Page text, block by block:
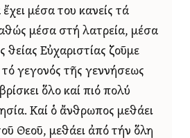
μέσα του κανείς τά
μέσα στή λατρεία, μέσα
θείας Εὐχαριστίας ζοῦμε
τό γεγονός τῆς γεννήσεως
ὅλο καί πιό πολύ
Καί ὁ ἄνθρωπος μεθάει
Θεοῦ, μεθάει ἀπό τήν ὅλη